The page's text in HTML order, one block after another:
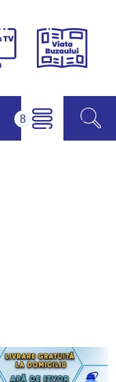
Campus
Viața